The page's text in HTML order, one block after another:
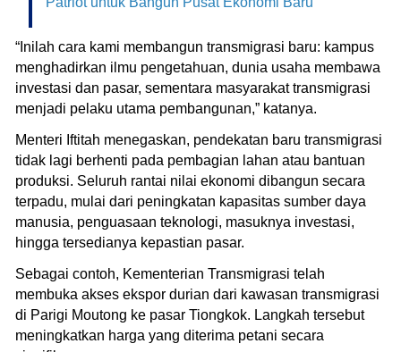
“Inilah cara kami membangun transmigrasi baru: kampus
menghadirkan ilmu pengetahuan, dunia usaha membawa
investasi dan pasar, sementara masyarakat transmigrasi
menjadi pelaku utama pembangunan,” katanya.
Menteri Iftitah menegaskan, pendekatan baru transmigrasi
tidak lagi berhenti pada pembagian lahan atau bantuan
produksi. Seluruh rantai nilai ekonomi dibangun secara
terpadu, mulai dari peningkatan kapasitas sumber daya
manusia, penguasaan teknologi, masuknya investasi,
hingga tersedianya kepastian pasar.
Sebagai contoh, Kementerian Transmigrasi telah
membuka akses ekspor durian dari kawasan transmigrasi
di Parigi Moutong ke pasar Tiongkok. Langkah tersebut
meningkatkan harga yang diterima petani secara